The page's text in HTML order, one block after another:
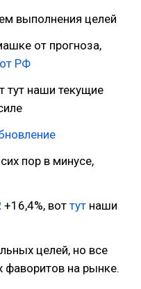
выполнения целей
от прогноза,
РФ
тут наши текущие
пор в минусе,
+16,4%, вот тут наши
целей, но все
на рынке.